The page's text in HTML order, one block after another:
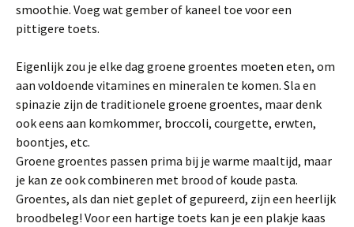
smoothie. Voeg wat gember of kaneel toe voor een
pittigere toets.
Eigenlijk zou je elke dag groene groentes moeten eten, om
aan voldoende vitamines en mineralen te komen. Sla en
spinazie zijn de traditionele groene groentes, maar denk
ook eens aan komkommer, broccoli, courgette, erwten,
boontjes, etc.
Groene groentes passen prima bij je warme maaltijd, maar
je kan ze ook combineren met brood of koude pasta.
Groentes, als dan niet geplet of gepureerd, zijn een heerlijk
broodbeleg! Voor een hartige toets kan je een plakje kaas